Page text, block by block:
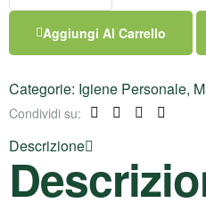
Aggiungi Al Carrello
Categorie: Igiene Personale,
Condividi su:
Facebook
TwitterLinkedinPinterest
Descrizione